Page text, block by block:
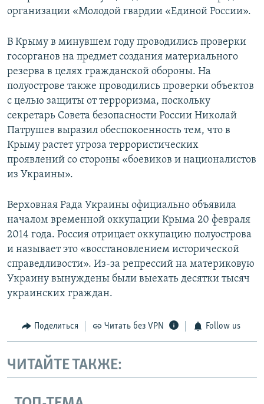
организации «Молодой гвардии «Единой России».
В Крыму в минувшем году проводились проверки
госорганов на предмет создания материального
резерва в целях гражданской обороны. На
полуострове также проводились проверки объектов
с целью защиты от терроризма, поскольку
секретарь Совета безопасности России Николай
Патрушев выразил обеспокоенность тем, что в
Крыму растет угроза террористических
проявлений со стороны «боевиков и националистов
из Украины».
Верховная Рада Украины официально объявила
началом временной оккупации Крыма 20 февраля
2014 года. Россия отрицает оккупацию полуострова
и называет это «восстановлением исторической
справедливости». Из-за репрессий на материковую
Украину вынуждены были выехать десятки тысяч
украинских граждан.
Поделиться Читать без VPN Follow us
ЧИТАЙТЕ ТАКЖЕ: